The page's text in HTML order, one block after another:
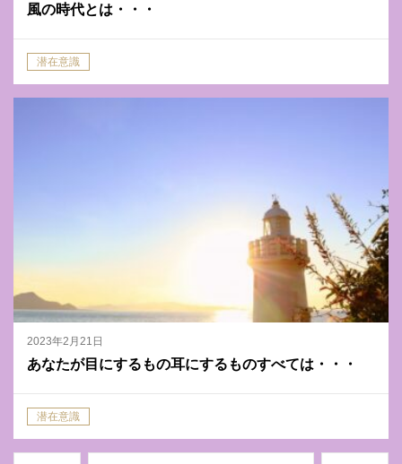
風の時代とは・・・
潜在意識
2023年2月21日
あなたが目にするもの耳にするものすべては・・・
潜在意識